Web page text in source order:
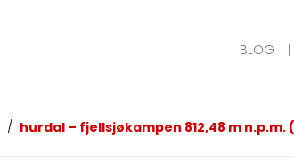
BLOG
/ hurdal – fjellsjøkampen 812,48 m